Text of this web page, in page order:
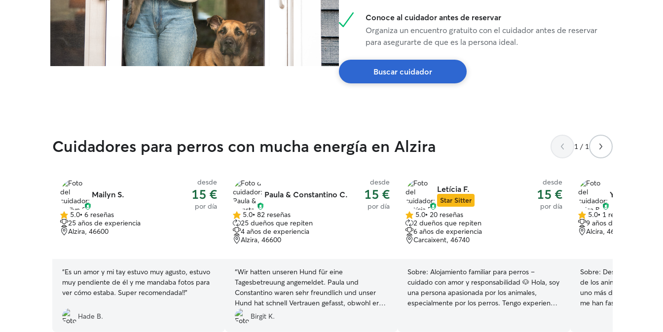
Conoce al cuidador antes de reservar
Organiza un encuentro gratuito con el cuidador antes de reservar
para asegurarte de que es la persona ideal.
Buscar cuidador
Cuidadores para perros con mucha energía en Alzira 1 / 1
Mailyn S.
desde
15 €
por día
5.0
de
5
5.0• 6 reseñas
25 años de experiencia
Alzira, 46600
“Es un amor y mi tay estuvo muy agusto, estuvo
muy pendiente de él y me mandaba fotos para
ver cómo estaba. Super recomendada!!”
Hade B.
Paula & Constantino C.
desde
15 €
por día
5.0
de
5
estrellas
5.0• 82 reseñas
25 dueños que repiten
4 años de experiencia
Alzira, 46600
“Wir hatten unseren Hund für eine
Tagesbetreuung angemeldet. Paula und
Constantino waren sehr freundlich und unser
Hund hat schnell Vertrauen gefasst, obwohl er
eher ängstlich und nervös gegenüber Fremden
ist. Alles hat prima geklappt!
Birgit K.
Letícia F.
Star Sitter
desde
15 €
por día
5.0
de
5
estrellas
5.0• 20 reseñas
2 dueños que repiten
6 años de experiencia
Carcaixent, 46740
Sobre: Alojamiento familiar para perros –
cuidado con amor y responsabilidad 🐶 Hola, soy
una persona apasionada por los animales,
especialmente por los perros. Tengo experiencia
Yaiza B.
5.0
de
5
5.0• 1 reseña
9 años de experiencia
Alcira, 46600
Sobre: Desde pequeña
de los animales,mi casa
uno más de la família a
me han fascinado el